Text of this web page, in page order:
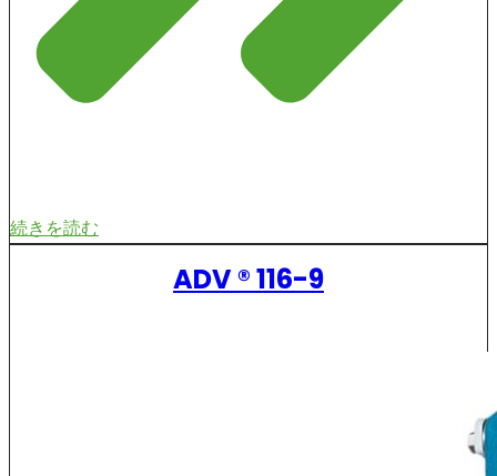
続きを読む
ADV ® 116-9